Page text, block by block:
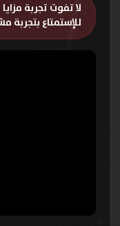
لا تفوت تجربة
للإستمتاع بتجربة